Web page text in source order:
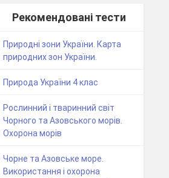
Рекомендовані тести
Природні зони України. Карта
природних зон України.
Природа України 4 клас
Рослинний і тваринний світ
Чорного та Азовського морів.
Охорона морів
Чорне та Азовське море.
Використання і охорона